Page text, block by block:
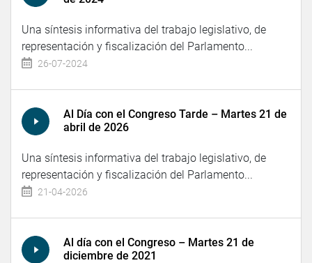
Una síntesis informativa del trabajo legislativo, de
representación y fiscalización del Parlamento...
26-07-2024
Al Día con el Congreso Tarde – Martes 21 de
abril de 2026
Una síntesis informativa del trabajo legislativo, de
representación y fiscalización del Parlamento...
21-04-2026
Al día con el Congreso – Martes 21 de
diciembre de 2021